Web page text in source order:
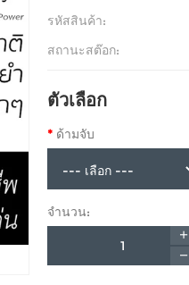
รหัสสินค้า:
สถานะสต๊อก:
ตัวเลือก
ด้ามจับ
จำนวน: